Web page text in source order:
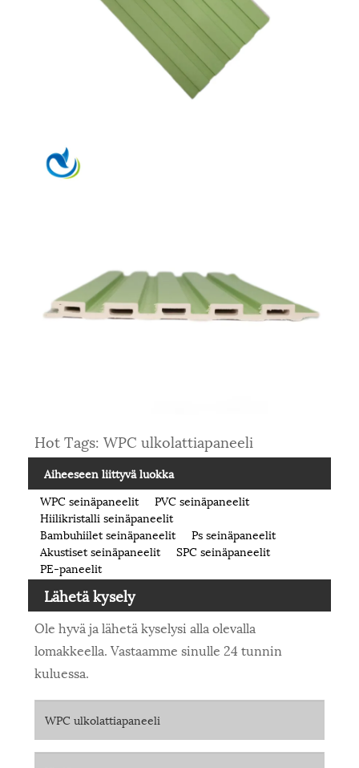
Hot Tags: WPC ulkolattiapaneeli
Aiheeseen liittyvä luokka
WPC seinäpaneelit
PVC seinäpaneelit
Hiilikristalli seinäpaneelit
Bambuhiilet seinäpaneelit
Ps seinäpaneelit
Akustiset seinäpaneelit
SPC seinäpaneelit
PE-paneelit
Lähetä kysely
Ole hyvä ja lähetä kyselysi alla olevalla
lomakkeella. Vastaamme sinulle 24 tunnin
kuluessa.